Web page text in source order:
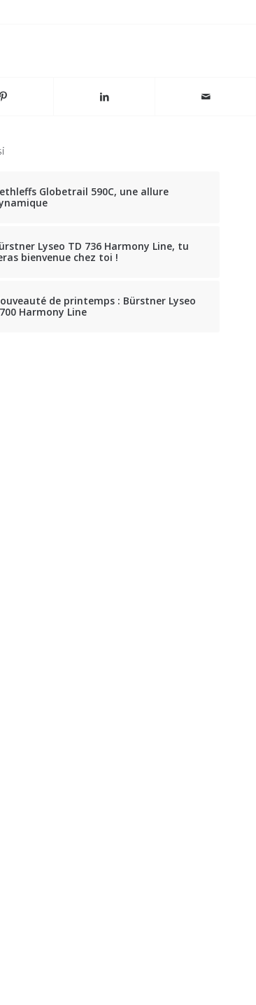
Globetrail 590C, une allure
Lyseo TD 736 Harmony Line, tu
bienvenue chez toi !
de printemps : Bürstner Lyseo
Harmony Line